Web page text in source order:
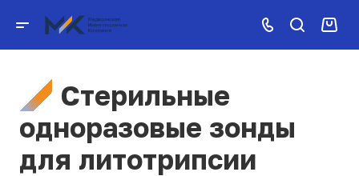
Стерильные
одноразовые зонды
для литотрипсии